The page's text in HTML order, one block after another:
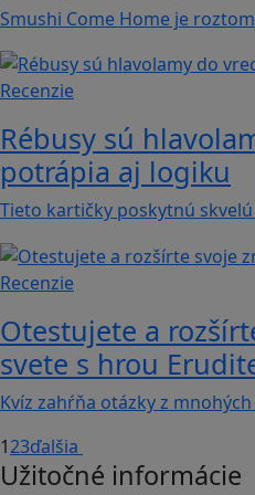
Smushi Come Home je
Recenzie
Rébusy sú
potrápia aj logiku
Tieto kartičky poskytnú
Recenzie
Otestujete a
svete s hrou
Kvíz zahŕňa otázky z
123ďalšia
Užitočné informácie